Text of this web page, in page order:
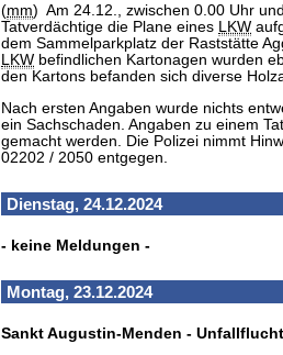
(mm) Am 24.12., zwischen 0.00 Uhr
Tatverdächtige die Plane eines
LKW
dem Sammelparkplatz der Raststätte
LKW befindlichen Kartonagen wurden
den Kartons befanden sich diverse
Nach ersten Angaben wurde nichts
ein Sachschaden. Angaben zu einem
gemacht werden. Die Polizei nimmt
02202 / 2050 entgegen.
Dienstag, 24.12.2024
- keine Meldungen -
Montag, 23.12.2024
Sankt Augustin-Menden -